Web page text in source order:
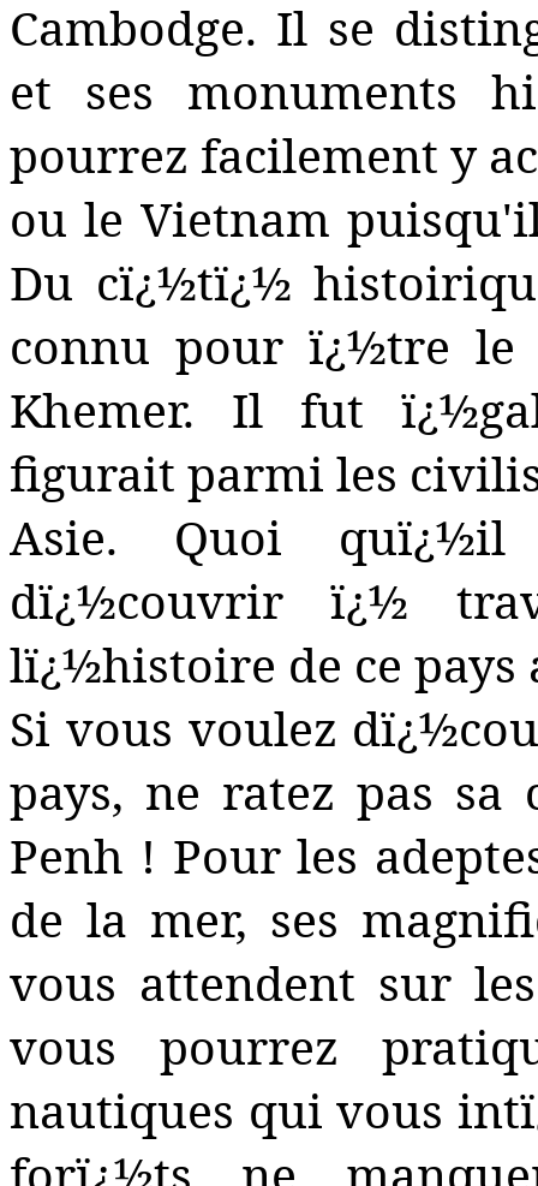
Cambodge. Il se
et ses monuments
pourrez facilement y
ou le Vietnam
Du cï¿½tï¿½
connu pour ï¿½tre le
Khemer. Il fut
figurait parmi les
Asie. Quoi
dï¿½couvrir ï¿½
lï¿½histoire de ce pays
Si vous voulez
pays, ne ratez pas
Penh ! Pour les
de la mer, ses
vous attendent sur
vous pourrez
nautiques qui vous
forï¿½ts ne